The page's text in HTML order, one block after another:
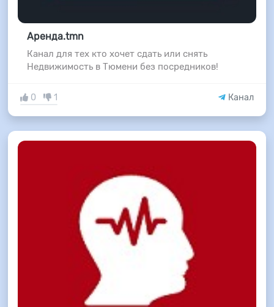
Аренда.tmn
Канал для тех кто хочет сдать или снять
Недвижимость в Тюмени без посредников!
0 1 Канал